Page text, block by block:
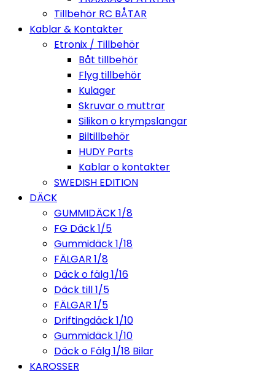
Tillbehör RC BÅTAR
Kablar & Kontakter
Etronix / Tillbehör
Båt tillbehör
Flyg tillbehör
Kulager
Skruvar o muttrar
Silikon o krympslangar
Biltillbehör
HUDY Parts
Kablar o kontakter
SWEDISH EDITION
DÄCK
GUMMIDÄCK 1/8
FG Däck 1/5
Gummidäck 1/18
FÄLGAR 1/8
Däck o fälg 1/16
Däck till 1/5
FÄLGAR 1/5
Driftingdäck 1/10
Gummidäck 1/10
Däck o Fälg 1/18 Bilar
KAROSSER